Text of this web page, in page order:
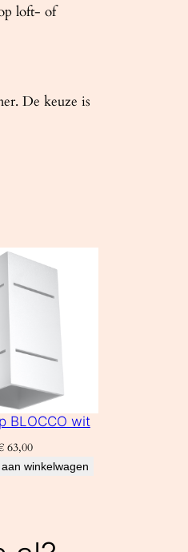
loft- of
De keuze is
BLOCCO wit
63,00
winkelwagen